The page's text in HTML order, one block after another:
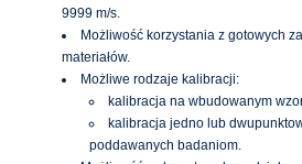
9999 m/s.
Możliwość korzystania z gotowych
materiałów.
Możliwe rodzaje kalibracji:
kalibracja na wbudowanym
kalibracja jedno lub
poddawanych badaniom.